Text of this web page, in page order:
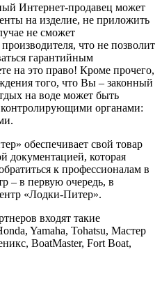
Интернет-продавец может
на изделие, не приложить
не сможет
производителя, что не позволит
гарантийным
на это право! Кроме прочего,
того, что Вы – законный
на воде может быть
контролирующими органами:
обеспечивает свой товар
документацией, которая
к профессионалам в
– в первую очередь, в
«Лодки-Питер».
входят такие
Yamaha, Tohatsu, Мастер
BoatMaster, Fort Boat,